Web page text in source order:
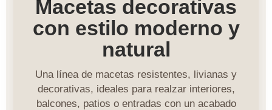
Macetas decorativas
con estilo moderno y
natural
Una línea de macetas resistentes, livianas y
decorativas, ideales para realzar interiores,
balcones, patios o entradas con un acabado